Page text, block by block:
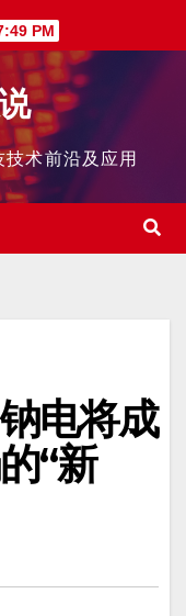
PM
术前沿及应用
电将成
“新